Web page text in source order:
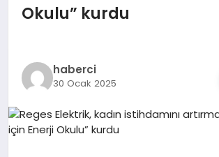
EKONOMI
SAĞLIK
Okulu” kurdu
haberci
30 Ocak 2025